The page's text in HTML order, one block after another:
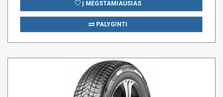
Į MĖGSTAMIAUSIAS
PALYGINTI